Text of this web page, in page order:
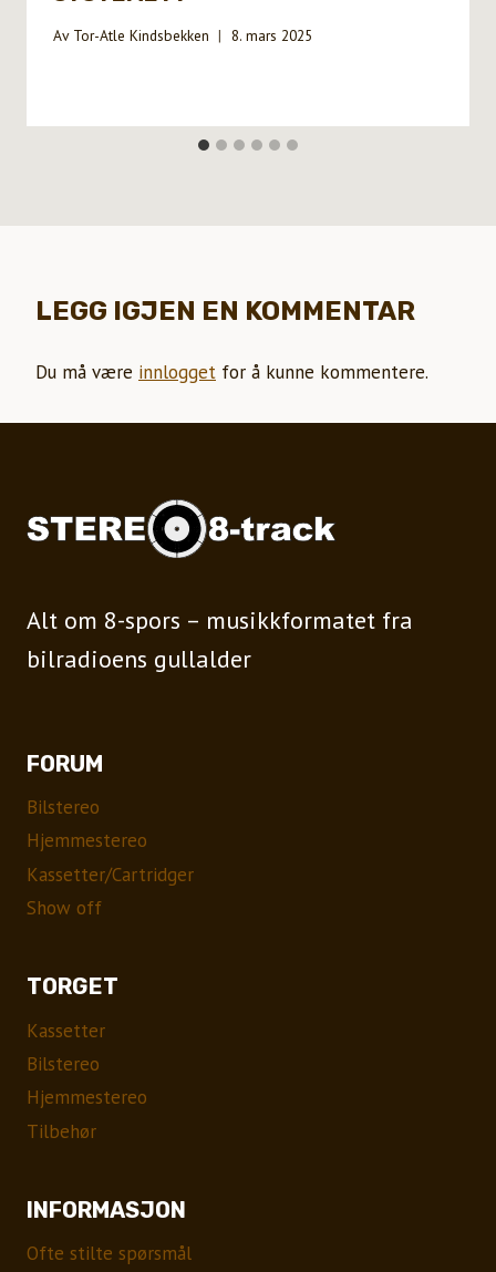
Av Tor-Atle Kindsbekken 8. mars 2025
LEGG IGJEN EN KOMMENTAR
Du må være innlogget for å kunne kommentere.
Alt om 8-spors – musikkformatet fra
bilradioens gullalder
FORUM
Bilstereo
Hjemmestereo
Kassetter/Cartridger
Show off
TORGET
Kassetter
Bilstereo
Hjemmestereo
Tilbehør
INFORMASJON
Ofte stilte spørsmål